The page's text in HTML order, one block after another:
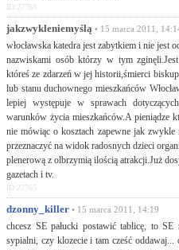
ID:27763
jakzwykleniemyślą • 15 marca 2011,
włocławska katedra jest zabytkiem i nie jest
nazwiskami osób którzy w tym
któreś ze zdarzeń w jej historii,śmierci
lub stanu duchownego mieszkańców
lepiej występuje w sprawach
warunków życia mieszkańców.A pieniądze
nie mówiąc o kosztach zapewne jak
przeznaczyć na widok radosnych dzieci
plenerową z olbrzymią ilością atrakcji.Już
gazetach i tv.
ID:27765
dzonny_killer • 15 marca 2011, 14:19
chcesz SE pałucki postawić tablicę, to
sypialni, czy klozecie i tam cześć